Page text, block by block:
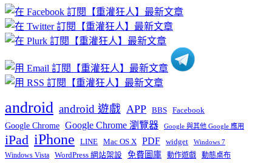
章
分
類
android android 遊戲 APP BBS Facebook
Google Chrome Google Chrome 瀏覽器 Google 與其他 Google 應用
iPad iPhone LINE Mac OS X PDF widget Windows 7
Windows Vista WordPress 網站架設 免費圖庫 動作遊戲 動態桌布